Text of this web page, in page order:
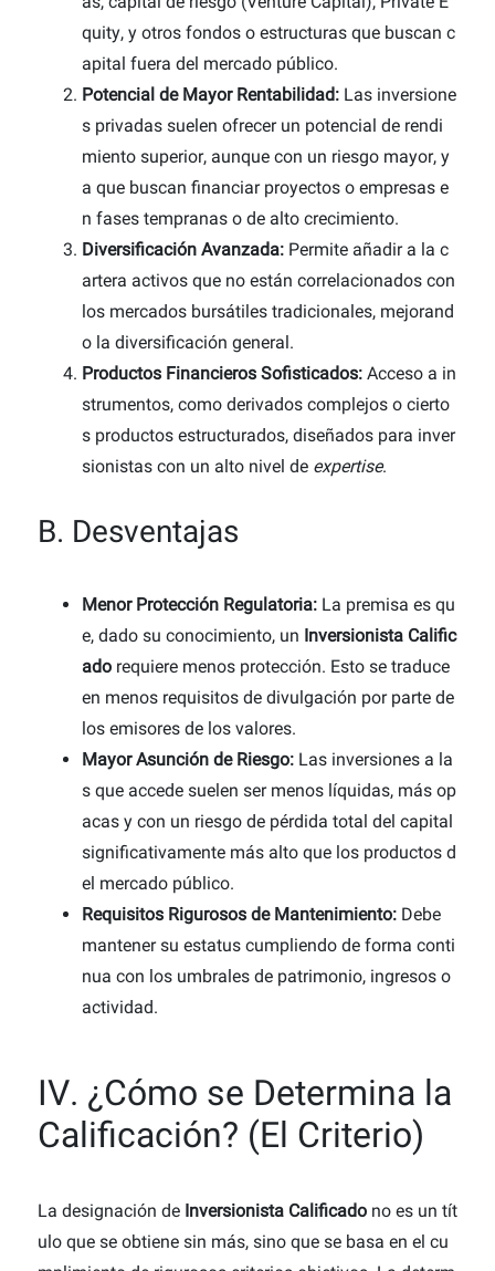
quity, y otros fondos o estructuras que buscan c
apital fuera del mercado público.
Potencial de Mayor Rentabilidad: Las inversione
s privadas suelen ofrecer un potencial de rendi
miento superior, aunque con un riesgo mayor, y
a que buscan financiar proyectos o empresas e
n fases tempranas o de alto crecimiento.
Diversificación Avanzada: Permite añadir a la c
artera activos que no están correlacionados con
los mercados bursátiles tradicionales, mejorand
o la diversificación general.
Productos Financieros Sofisticados: Acceso a in
strumentos, como derivados complejos o cierto
s productos estructurados, diseñados para inver
sionistas con un alto nivel de expertise.
B. Desventajas
Menor Protección Regulatoria: La premisa es qu
e, dado su conocimiento, un Inversionista Calific
ado requiere menos protección. Esto se traduce
en menos requisitos de divulgación por parte de
los emisores de los valores.
Mayor Asunción de Riesgo: Las inversiones a la
s que accede suelen ser menos líquidas, más op
acas y con un riesgo de pérdida total del capital
significativamente más alto que los productos d
el mercado público.
Requisitos Rigurosos de Mantenimiento: Debe
mantener su estatus cumpliendo de forma conti
nua con los umbrales de patrimonio, ingresos o
actividad.
IV. ¿Cómo se Determina la
Calificación? (El Criterio)
La designación de Inversionista Calificado no es un tít
ulo que se obtiene sin más, sino que se basa en el cu